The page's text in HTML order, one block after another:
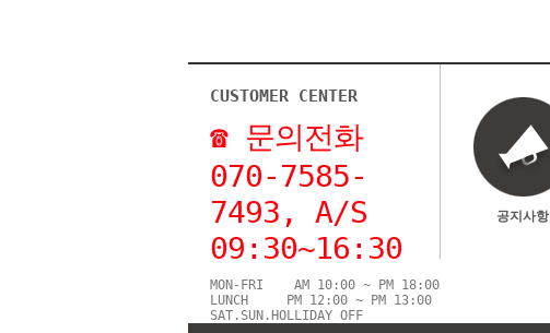
CUSTOMER CENTER
☎ 문의전화
070-7585-
7493, A/S
09:30~16:30
MON-FRI AM 10:00 ~ PM 18:00
LUNCH PM 12:00 ~ PM 13:00
SAT.SUN.HOLLIDAY OFF
공지사항